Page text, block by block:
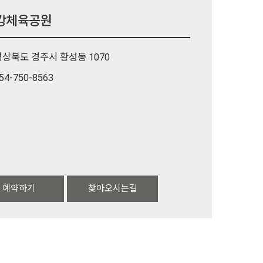
체육공원
상북도 경주시 황성동 1070
750-8563
예약하기 찾아오시는길